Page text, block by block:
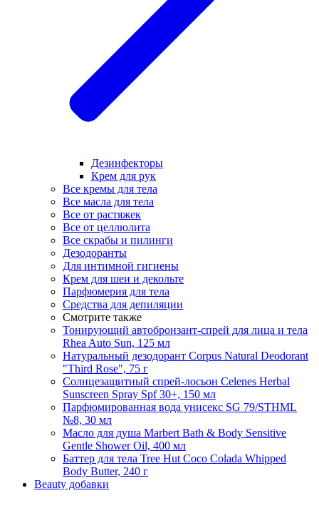
Дезинфекторы
Крем для рук
Все кремы для тела
Все масла для тела
Все от растяжек
Все от целлюлита
Все скрабы и пилинги
Дезодоранты
Для интимной гигиены
Крем для шеи и декольте
Парфюмерия для тела
Средства для депиляции
Смотрите также
Тонирующий автобронзант-спрей для лица и тела
Rhea Auto Sun, 125 мл
Натуральный дезодорант Corpus Natural Deodorant
"Third Rose", 75 г
Солнцезащитный спрей-лосьон Celenes Herbal
Sunscreen Spray Spf 30+, 150 мл
Парфюмированная вода унисекс SG 79/STHML
№8, 30 мл
Масло для душа Marbert Bath & Body Sensitive
Gentle Shower Oil, 400 мл
Баттер для тела Tree Hut Coco Colada Whipped
Body Butter, 240 г
Beauty добавки